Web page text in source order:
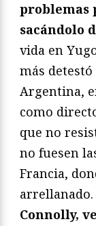
problemas
sacándolo
vida en
más
Argentina,
como
que no
no fuesen
Francia,
arrellanado.
Connolly,